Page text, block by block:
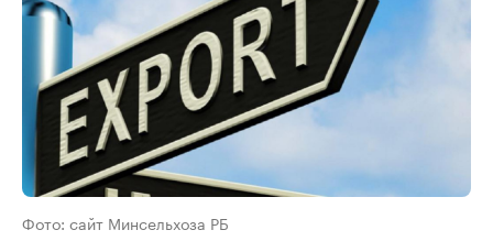
Фото: сайт Минсельхоза РБ